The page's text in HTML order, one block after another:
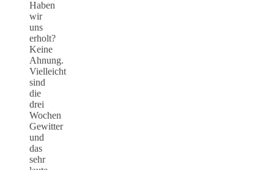
Haben
wir
uns
erholt?
Keine
Ahnung.
Vielleicht
sind
die
drei
Wochen
Gewitter
und
das
sehr